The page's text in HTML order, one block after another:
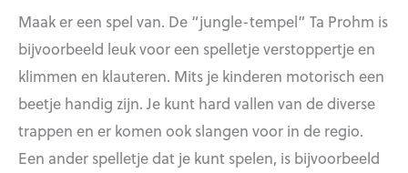
Maak er een spel van. De “jungle-tempel” Ta Prohm is
bijvoorbeeld leuk voor een spelletje verstoppertje en
klimmen en klauteren. Mits je kinderen motorisch een
beetje handig zijn. Je kunt hard vallen van de diverse
trappen en er komen ook slangen voor in de regio.
Een ander spelletje dat je kunt spelen, is bijvoorbeeld